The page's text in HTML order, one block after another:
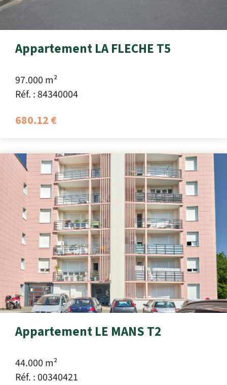
Appartement LA FLECHE T5
97.000 m²
Réf. : 84340004
680.12 €
Appartement LE MANS T2
44.000 m²
Réf. : 00340421